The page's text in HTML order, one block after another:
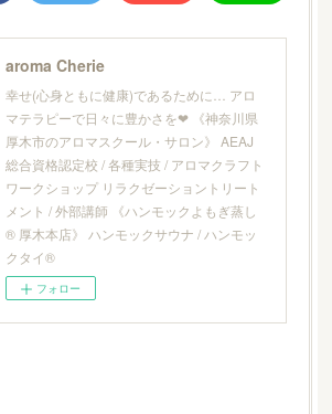
aroma Cherie
幸せ(心身ともに健康)であるために… アロ
マテラピーで日々に豊かさを❤︎ 《神奈川県
厚木市のアロマスクール・サロン》 AEAJ
総合資格認定校 / 各種実技 / アロマクラフト
ワークショップ リラクゼーショントリート
メント / 外部講師 《ハンモックよもぎ蒸し
® 厚木本店》 ハンモックサウナ / ハンモッ
クタイ®
フォロー